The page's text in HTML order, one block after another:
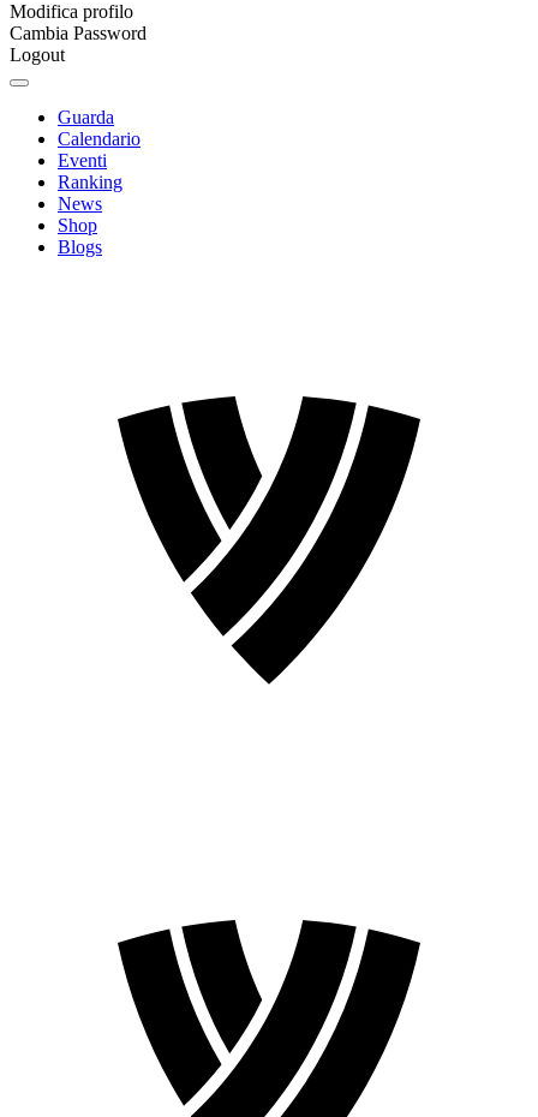
Modifica profilo
Cambia Password
Logout
Guarda
Calendario
Eventi
Ranking
News
Shop
Blogs